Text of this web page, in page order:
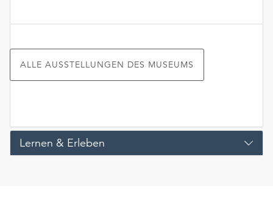
ALLE AUSSTELLUNGEN DES MUSEUMS
Lernen & Erleben